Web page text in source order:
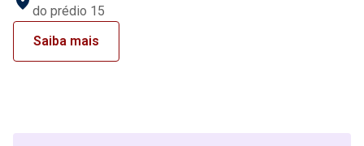
do prédio 15
Saiba mais